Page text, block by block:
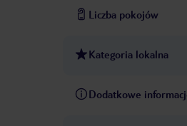
Liczba pokojów
Kategoria lokalna
Dodatkowe